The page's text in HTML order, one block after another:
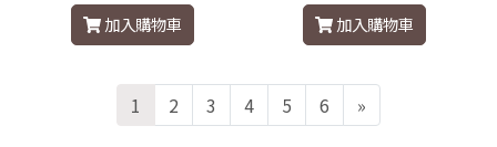
加入購物車
加入購物車
1 2 3 4 5 6 »